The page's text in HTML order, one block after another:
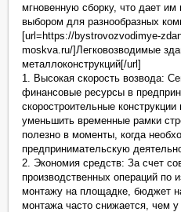
мгновенную сборку, что дает
выбором для разнообразных
[url=https://bystrovozvodimye-
moskva.ru/]Легковозводимые
металлоконструкций[/url]
1. Высокая скорость возвода:
финансовые ресурсы в
скоростроительные
уменьшить временные рамки
полезно в моменты, когда
предпринимательскую
2. Экономия средств: За счет
производственных операций по
монтажу на площадке, бюджет
монтажа часто снижается, чем